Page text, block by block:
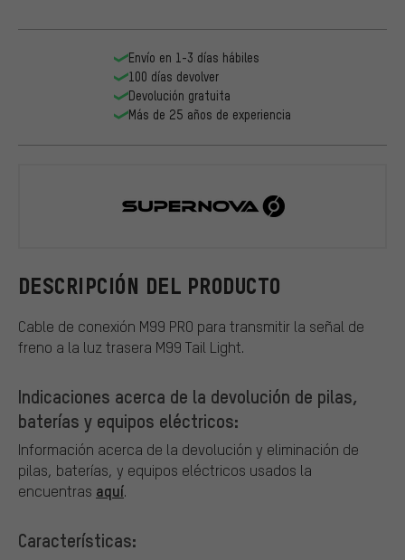
DESCRIPCIÓN DEL PRODUCTO
Cable de conexión M99 PRO para transmitir la señal de
freno a la luz trasera M99 Tail Light.
Indicaciones acerca de la devolución de pilas,
baterías y equipos eléctricos:
Información acerca de la devolución y eliminación de
pilas, baterías, y equipos eléctricos usados la
encuentras aquí.
Características:
Envío en 1-3 días hábiles
100 días devolver
Devolución gratuita
Más de 25 años de experiencia
Supernova